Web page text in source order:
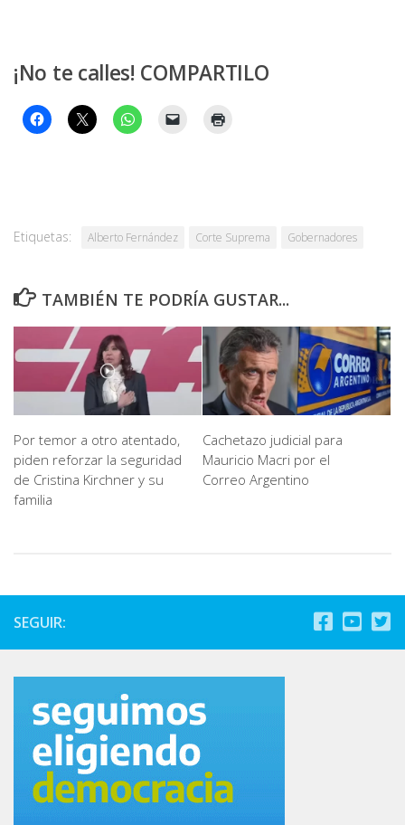
¡No te calles! COMPARTILO
Etiquetas: Alberto Fernández Corte Suprema Gobernadores
TAMBIÉN TE PODRÍA GUSTAR...
Por temor a otro atentado,
piden reforzar la seguridad
de Cristina Kirchner y su
familia
Cachetazo judicial para
Mauricio Macri por el
Correo Argentino
SEGUIR: